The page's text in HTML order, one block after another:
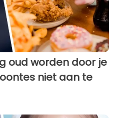
oud worden door je
niet aan te